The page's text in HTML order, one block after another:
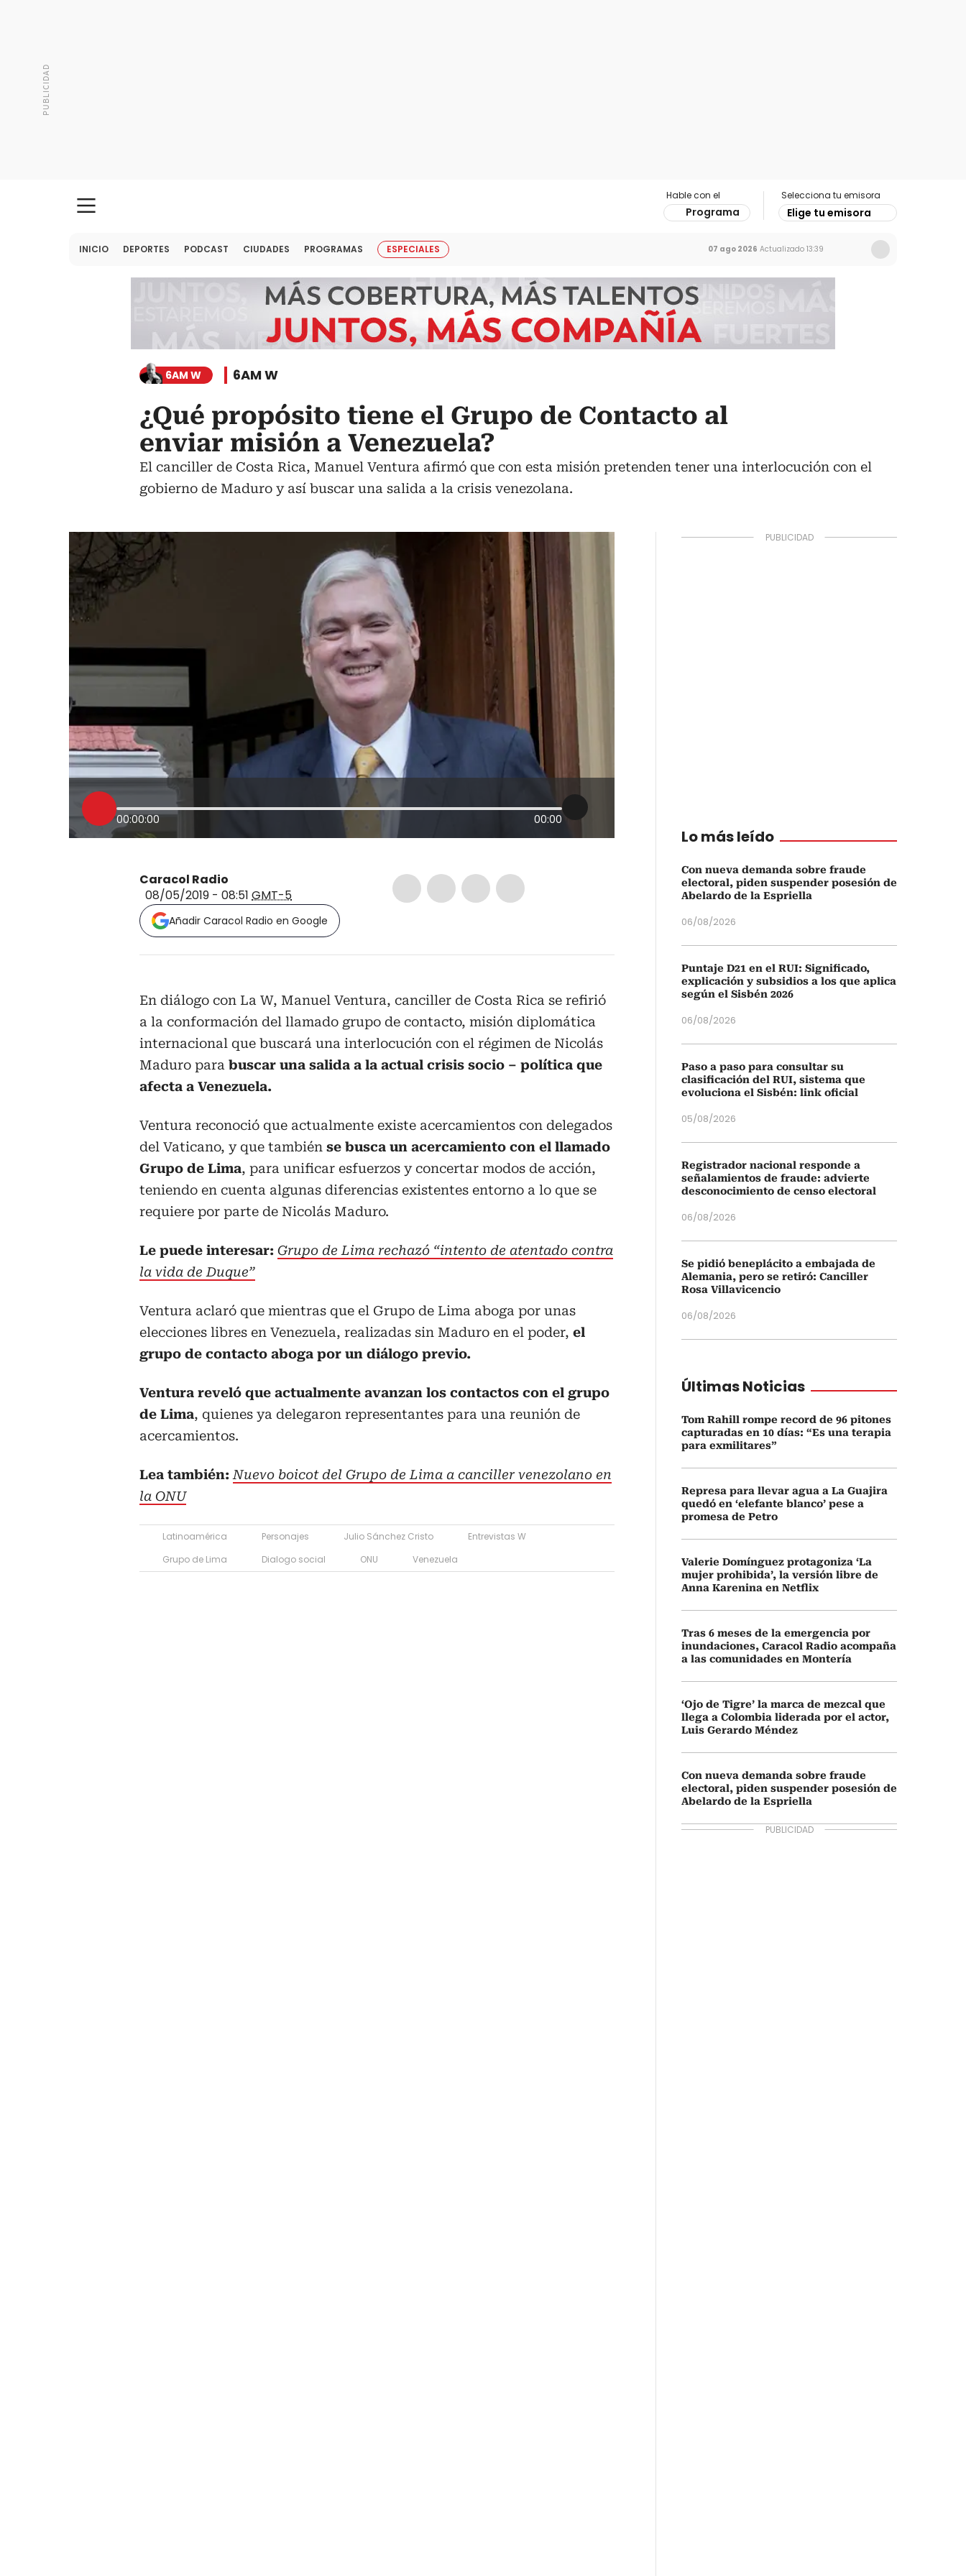
Hable con el
Programa
Selecciona tu emisora
Elige tu emisora
INICIO DEPORTES PODCAST CIUDADES PROGRAMAS ESPECIALES 07 ago 2026 Actualizado 13:39
6AM W 6AM W
¿Qué propósito tiene el Grupo de Contacto al
enviar misión a Venezuela?
El canciller de Costa Rica, Manuel Ventura afirmó que con esta misión pretenden tener una interlocución con el
gobierno de Maduro y así buscar una salida a la crisis venezolana.
00:00:00 00:00
Caracol Radio
08/05/2019 - 08:51 GMT-5
Añadir Caracol Radio en Google
En diálogo con La W, Manuel Ventura, canciller de Costa Rica se refirió
a la conformación del llamado grupo de contacto, misión diplomática
internacional que buscará una interlocución con el régimen de Nicolás
Maduro para buscar una salida a la actual crisis socio – política que
afecta a Venezuela.
Ventura reconoció que actualmente existe acercamientos con delegados
del Vaticano, y que también se busca un acercamiento con el llamado
Grupo de Lima, para unificar esfuerzos y concertar modos de acción,
teniendo en cuenta algunas diferencias existentes entorno a lo que se
requiere por parte de Nicolás Maduro.
Le puede interesar: Grupo de Lima rechazó “intento de atentado contra
la vida de Duque”
Ventura aclaró que mientras que el Grupo de Lima aboga por unas
elecciones libres en Venezuela, realizadas sin Maduro en el poder, el
grupo de contacto aboga por un diálogo previo.
Ventura reveló que actualmente avanzan los contactos con el grupo
de Lima, quienes ya delegaron representantes para una reunión de
acercamientos.
Lea también:Nuevo boicot del Grupo de Lima a canciller venezolano en
la ONU​​​​​​​
Latinoamérica Personajes Julio Sánchez Cristo
Entrevistas W
Grupo de Lima
Dialogo social ONU Venezuela
Lo más leído
Con nueva demanda sobre fraude
electoral, piden suspender posesión de
Abelardo de la Espriella
06/08/2026
Puntaje D21 en el RUI: Significado,
explicación y subsidios a los que aplica
según el Sisbén 2026
06/08/2026
Paso a paso para consultar su
clasificación del RUI, sistema que
evoluciona el Sisbén: link oficial
05/08/2026
Registrador nacional responde a
señalamientos de fraude: advierte
desconocimiento de censo electoral
06/08/2026
Se pidió beneplácito a embajada de
Alemania, pero se retiró: Canciller
Rosa Villavicencio
06/08/2026
Últimas Noticias
Tom Rahill rompe record de 96 pitones
capturadas en 10 días: “Es una terapia
para exmilitares”
Represa para llevar agua a La Guajira
quedó en ‘elefante blanco’ pese a
promesa de Petro
Valerie Domínguez protagoniza ‘La
mujer prohibida’, la versión libre de
Anna Karenina en Netflix
Tras 6 meses de la emergencia por
inundaciones, Caracol Radio acompaña
a las comunidades en Montería
‘Ojo de Tigre’ la marca de mezcal que
llega a Colombia liderada por el actor,
Luis Gerardo Méndez
Con nueva demanda sobre fraude
electoral, piden suspender posesión de
Abelardo de la Espriella